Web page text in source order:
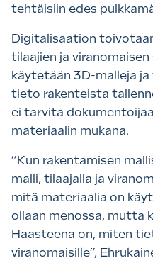
tehtäisiin edes
Digitalisaation
tilaajien ja
käytetään 3D-malleja
tieto rakenteista
ei tarvita
materiaalin mukana.
”Kun rakentamisen
malli, tilaajalla ja
mitä materiaalia on
ollaan menossa, mutta
Haasteena on, miten
viranomaisille”,